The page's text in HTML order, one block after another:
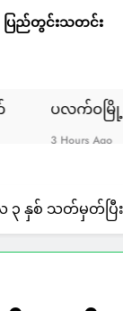
ပြည်တွင်းသတင်း
ြို့နယ်မှာ လှေအဌ
နှစ် သတ်မှတ်ပြီး တ